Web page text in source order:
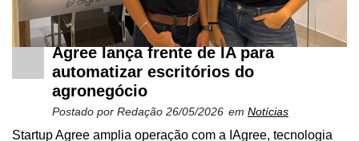
Agree lança frente de IA para
automatizar escritórios do
agronegócio
Postado por Redação 26/05/2026 em Notícias
Startup Agree amplia operação com a IAgree, tecnologia